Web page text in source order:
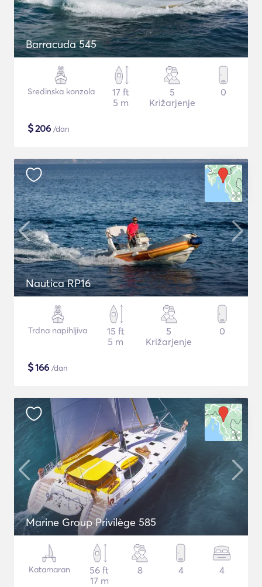
Barracuda 545
Sredinska konzola
17 ft
5 m
5
Križarjenje
0
$206 /dan
Nautica RP16
Trdna napihljiva
15 ft
5 m
5
Križarjenje
0
$166 /dan
Marine Group Privilège 585
Katamaran
56 ft
17 m
8 4 4